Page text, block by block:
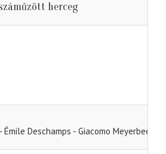
herceg
Deschamps - Giacomo Meyerbeer